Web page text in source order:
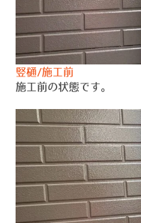
竪樋/施工前
施工前の状態です。